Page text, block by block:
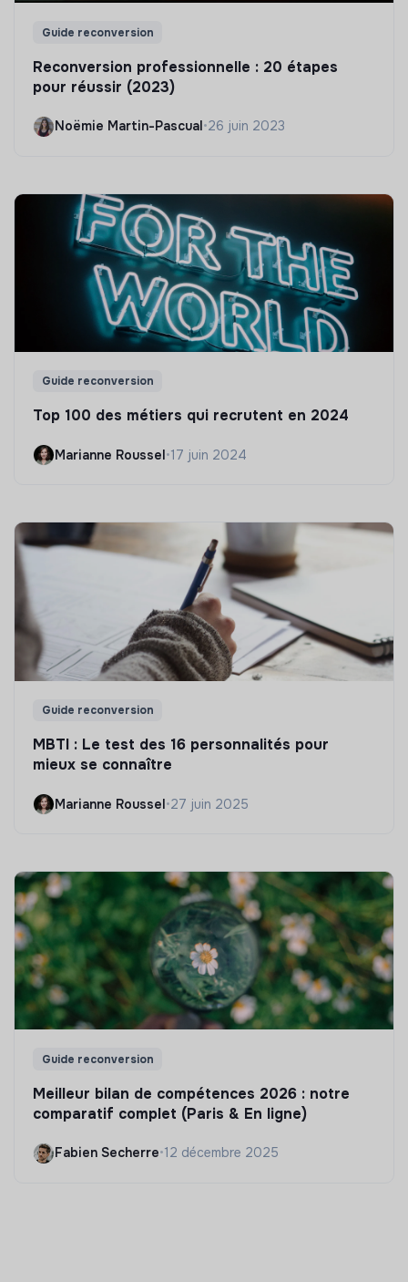
Guide reconversion
Reconversion professionnelle : 20 étapes
pour réussir (2023)
Noëmie Martin-Pascual•26 juin 2023
Guide reconversion
Top 100 des métiers qui recrutent en 2024
Marianne Roussel•17 juin 2024
Guide reconversion
MBTI : Le test des 16 personnalités pour
mieux se connaître
Marianne Roussel•27 juin 2025
Guide reconversion
Meilleur bilan de compétences 2026 : notre
comparatif complet (Paris & En ligne)
Fabien Secherre•12 décembre 2025